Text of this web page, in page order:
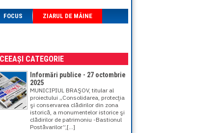
FOCUS ZIARUL DE MÂINE
CATEGORIE
Informări publice - 27 octombrie
2025
MUNICIPIUL BRAŞOV, titular al
proiectului „Consolidarea, protecţia
şi conservarea clădirilor din zona
istorică, a monumentelor istorice şi
clădirilor de patrimoniu -Bastionul
Postăvarilor”,[...]